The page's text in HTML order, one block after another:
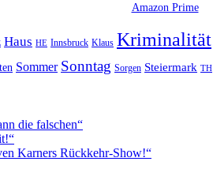
Amazon Prime
Haus HE Innsbruck Klaus Kriminalität
Sommer Sonntag Sorgen Steiermark TH
die falschen“
Karners Rückkehr-Show!“